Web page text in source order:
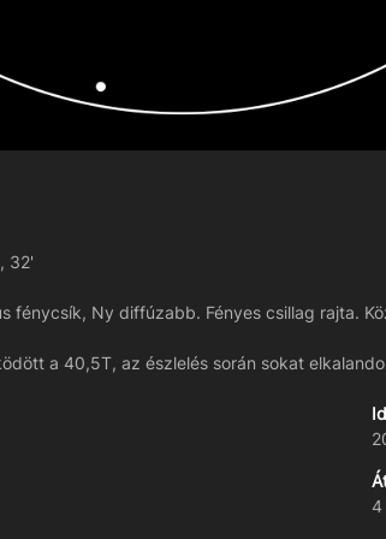
32'
fénycsík, Ny diffúzabb. Fényes csillag rajta.
a 40,5T, az észlelés során sokat
4